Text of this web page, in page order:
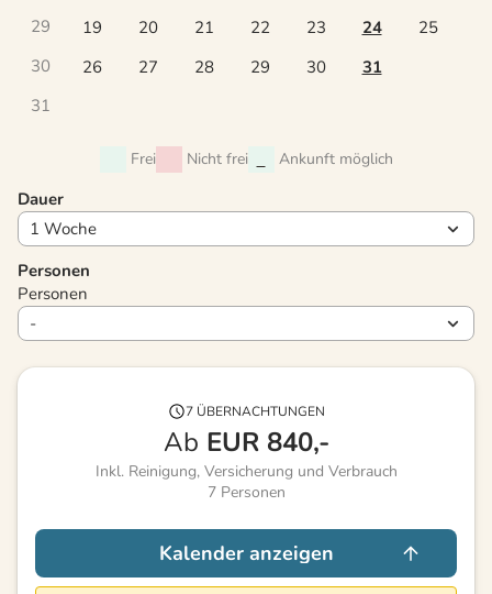
29
19 20 21 22 23 24
25
30
26 27 28 29 30
31
31
Frei Nicht frei Ankunft möglich
Dauer
Personen
Personen
7 ÜBERNACHTUNGEN
Ab EUR 840,-
Inkl. Reinigung, Versicherung und Verbrauch
7 Personen
Kalender anzeigen